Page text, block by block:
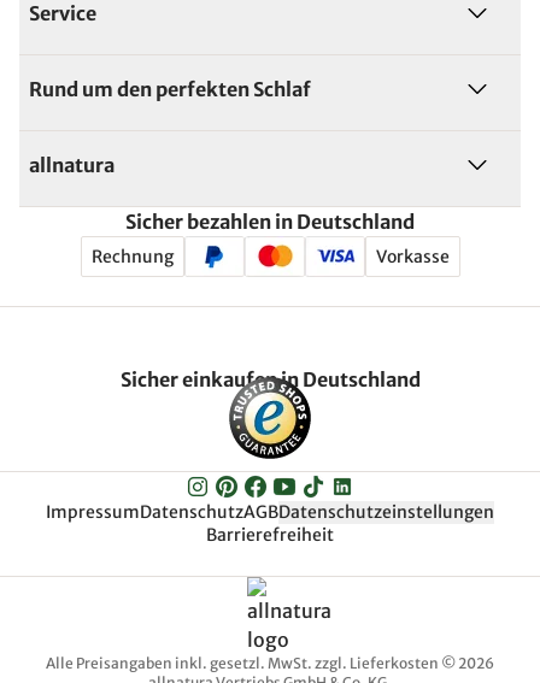
Service
Rund um den perfekten Schlaf
allnatura
Sicher bezahlen in Deutschland
Rechnung Vorkasse
Sicher einkaufen in Deutschland
ImpressumDatenschutzAGBDatenschutzeinstellungen
Barrierefreiheit
Alle Preisangaben inkl. gesetzl. MwSt. zzgl. Lieferkosten © 2026